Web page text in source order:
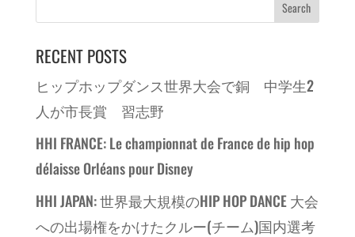
RECENT POSTS
ヒップホップダンス世界大会で銅 中学生2
人が市長賞 習志野
HHI FRANCE: Le championnat de France de hip hop
délaisse Orléans pour Disney
HHI JAPAN: 世界最大規模のHIP HOP DANCE 大会
への出場権をかけたクルー(チーム)国内選考